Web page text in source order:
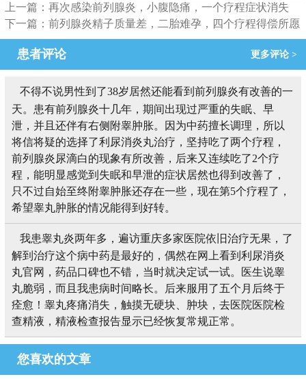
上一篇：再次感染前列腺炎，小腹隐痛，一个疗程症状消失
下一篇：前列腺炎精子质量差，二胎难孕，四个疗程得偿所愿
患者评论 更多评论 >
不得不说男性到了38岁居然还能看到前列腺炎有改善的一
天。患有前列腺炎十几年，期间出现过严重的失眠、早
泄，并且还伴有右侧附睾肿胀。因为中药擅长调理，所以
将信将疑的选择了利尿消炎丸治疗，坚持吃了两个疗程，
前列腺炎尿滴白的现象有所改善，后来又连续吃了2个疗
程，能明显感觉到失眠和早泄的症状居然也得到改善了，
只不过自始至终附睾肿胀还存在一些，现在第5个疗程了，
希望睾丸肿胀的情况能得到好转。
我患睾丸炎两年多，遍访重庆多家医院依旧治疗无果，了
解到治疗这个病中药是最好的，偶然在网上看到利尿消炎
丸官网，药品口碑也不错，当时就决定试一试。医生说睾
丸脆弱，而且我患病时间略长。后来服用了五个月后终于
痊愈！睾丸疼痛消失，触摸无硬块、肿块，去医院医院检
查精液，精液检查报告显示已经恢复常规正常。
您喜欢的文章